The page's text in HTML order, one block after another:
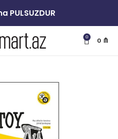
PULSUZDUR
0
0 ₼